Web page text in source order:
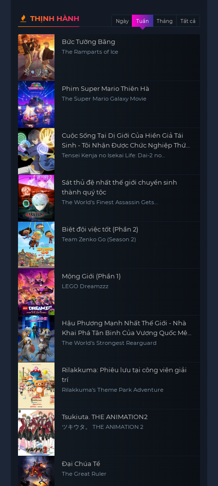
THỊNH HÀNH Ngày Tuần Tháng Tất cả
Bức Tường Băng
The Ramparts of Ice
Phim Super Mario Thiên Hà
The Super Mario Galaxy Movie
Cuộc Sống Tại Dị Giới Của Hiền Giả Tái
Sinh - Tôi Nhận Được Chức Nghiệp Thứ
Hai, Và Đã Trở Thành Người Mạnh Nhất
Tensei Kenja no Isekai Life: Dai-2 no
Sage in the World
Sát thủ đệ nhất thế giới chuyển sinh
thành quý tộc
The World's Finest Assassin Gets
Biệt đội việc tốt (Phần 2)
Team Zenko Go (Season 2)
Mộng Giới (Phần 1)
LEGO Dreamzzz
Hậu Phương Mạnh Nhất Thế Giới - Nhà
Khai Phá Tân Binh Của Vương Quốc Mê
Cung
The World's Strongest Rearguard
Rilakkuma: Phiêu lưu tại công viên giải
trí
Rilakkuma's Theme Park Adventure
Tsukiuta. THE ANIMATION2
ツキウタ。 THE ANIMATION 2
Đại Chúa Tể
The Great Ruler